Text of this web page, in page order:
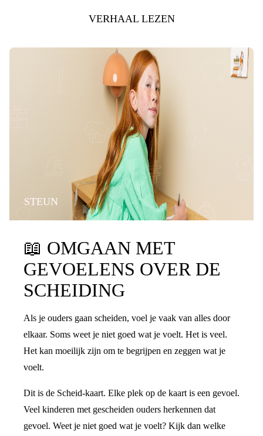
VERHAAL LEZEN
STEUN
📖 OMGAAN MET
GEVOELENS OVER DE
SCHEIDING
Als je ouders gaan scheiden, voel je vaak van alles door
elkaar. Soms weet je niet goed wat je voelt. Het is veel.
Het kan moeilijk zijn om te begrijpen en zeggen wat je
voelt.
Dit is de Scheid-kaart. Elke plek op de kaart is een gevoel.
Veel kinderen met gescheiden ouders herkennen dat
gevoel. Weet je niet goed wat je voelt? Kijk dan welke